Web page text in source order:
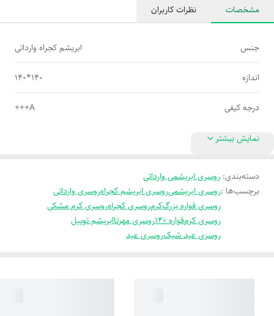
مشخصات نظرات کاربران
جنس ابریشم کجراه وارداتی
اندازه 140*140
درجه کیفی A+++
نمایش بیشتر
دسته‌بندی: روسری ابریشمی وارداتی
برچسب‌ها :روسری ابریشمیروسری ابریشم کجراهروسری وارداتی
روسری قواره بزرگکرمروسری کجراهروسری کرم مشکی
روسری کرمقواره 140 روسری مهرتاابریشم توییل
روسری عید شیکروسری عید